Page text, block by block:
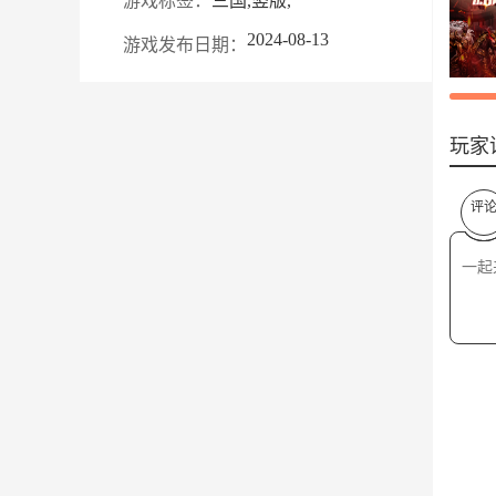
游戏发布日期： 2024-08-13
玩家
评论